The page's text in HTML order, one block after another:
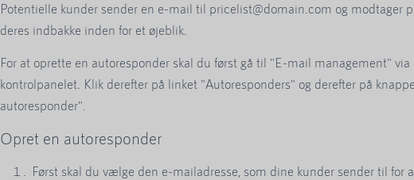
Potentielle kunder sender en e-mail til pricelist@domain.com og modtager
deres indbakke inden for et øjeblik.
For at oprette en autoresponder skal du først gå til "E-mail management" via
kontrolpanelet. Klik derefter på linket "Autoresponders" og derefter på
autoresponder".
Opret en autoresponder
Først skal du vælge den e-mailadresse, som dine kunder sender til for